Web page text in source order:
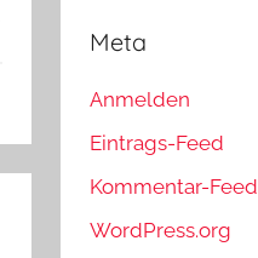
Meta
Anmelden
Eintrags-Feed
Kommentar-Feed
WordPress.org